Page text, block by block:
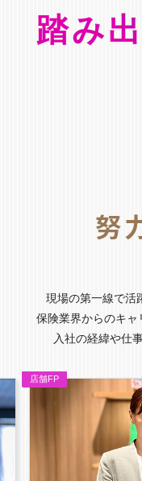
踏み
努
現場の第一線で活
保険業界からのキャ
入社の経緯や仕